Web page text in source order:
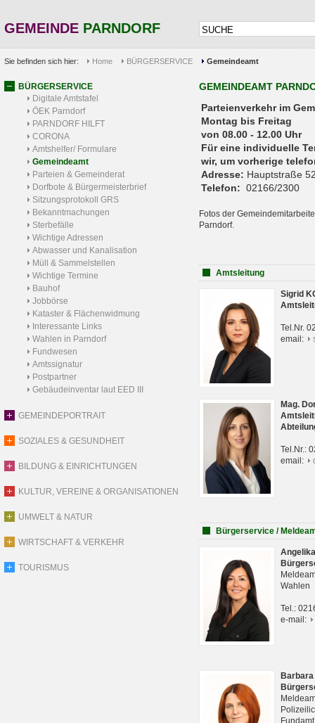
GEMEINDE PARNDORF
Sie befinden sich hier: Home BÜRGERSERVICE Gemeindeamt
BÜRGERSERVICE
Digitale Amtstafel
ÖEK Parndorf
PARNDORF HILFT
CORONA
Amtshelfer/ Formulare
Gemeindeamt
Parteien & Gemeinderat
Dorfbote & Bürgermeisterbrief
Sitzungsprotokoll GRS
Bekanntmachungen
Sterbefälle
Wichtige Adressen
Abwasser und Kanalisation
Müll & Sammelstellen
Wichtige Termine
Bauhof
Jobbörse
Kataster & Flächenwidmung
Interessante Links
Wahlen in Parndorf
Fundwesen
Amtssignatur
Postpartner
Gebäudeinventar laut EED III
GEMEINDEPORTRAIT
SOZIALES & GESUNDHEIT
BILDUNG & EINRICHTUNGEN
KULTUR, VEREINE & ORGANISATIONEN
UMWELT & NATUR
WIRTSCHAFT & VERKEHR
TOURISMUS
GEMEINDEAMT
Parteienverkehr
Montag bis Freitag
von 08.00 - 12.00 Uhr
Für eine individuelle
wir, um vorherige
Adresse: Hauptstraße
Telefon: 02166/2300
Fotos der
Parndorf.
Amtsleitung
Sigrid
Tel.Nr.
email:
Mag.
Tel.Nr.:
email:
Bürgerservice /
Wahlen
Tel.:
e-mail: